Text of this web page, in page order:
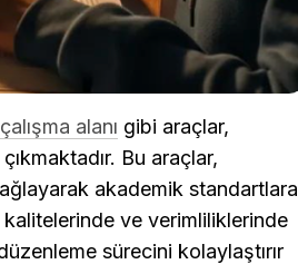
alanı gibi araçlar,
Bu araçlar,
akademik standartlara
kalitelerinde ve verimliliklerinde
sürecini kolaylaştırır